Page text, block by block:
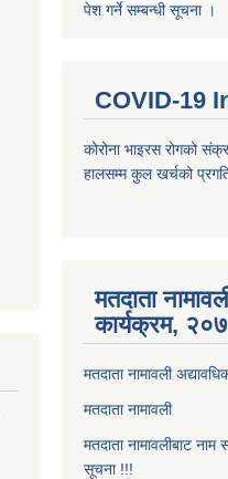
पेश गर्ने सम्बन्धी सूचना ।
COVID-19
कोरोना भाइरस रोगको
हालसम्म कुल खर्चको
मतदाता
कार्यक्रम,
मतदाता नामावली
मतदाता नामावली
मतदाता नामावलीबाट नाम
सूचना !!!